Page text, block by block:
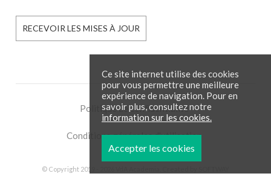
RECEVOIR LES MISES À JOUR
Politique de confidentialité
Conditions générales d'utilisation
© Copyright 2019 - 2026 VdA Academia. Created by
Ce site internet utilise des cookies
pour vous permettre une meilleure
expérience de navigation. Pour en
savoir plus, consultez notre
information sur les cookies.
Accepter les cookies